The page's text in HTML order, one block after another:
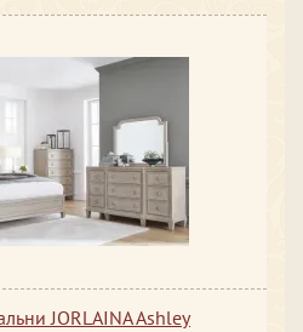
JORLAINA Ashley